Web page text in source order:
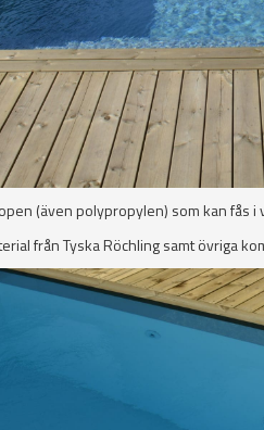
(även polypropylen) som kan fås i
från Tyska Röchling samt övriga